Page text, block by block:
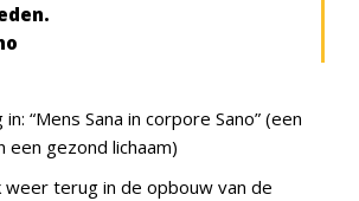
“Mens Sana in corpore Sano” (een
een gezond lichaam)
weer terug in de opbouw van de